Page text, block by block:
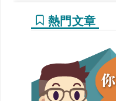
熱門文章